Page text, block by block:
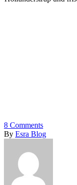
8 Comments
By Esra Blog